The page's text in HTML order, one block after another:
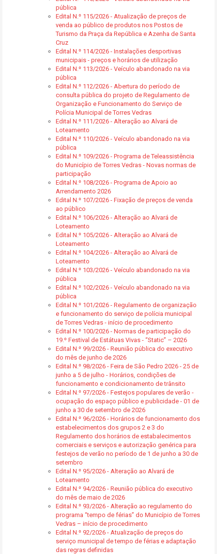
pública
Edital N.º 115/2026 - Atualização de preços de
venda ao público de produtos nos Postos de
Turismo da Praça da República e Azenha de Santa
Cruz
Edital N.º 114/2026 - Instalações desportivas
municipais - preços e horários de utilização
Edital N.º 113/2026 - Veículo abandonado na via
pública
Edital N.º 112/2026 - Abertura do período de
consulta pública do projeto de Regulamento de
Organização e Funcionamento do Serviço de
Polícia Municipal de Torres Vedras
Edital N.º 111/2026 - Alteração ao Alvará de
Loteamento
Edital N.º 110/2026 - Veículo abandonado na via
pública
Edital N.º 109/2026 - Programa de Teleassistência
do Município de Torres Vedras - Novas normas de
participação
Edital N.º 108/2026 - Programa de Apoio ao
Arrendamento 2026
Edital N.º 107/2026 - Fixação de preços de venda
ao público
Edital N.º 106/2026 - Alteração ao Alvará de
Loteamento
Edital N.º 105/2026 - Alteração ao Alvará de
Loteamento
Edital N.º 104/2026 - Alteração ao Alvará de
Loteamento
Edital N.º 103/2026 - Veículo abandonado na via
pública
Edital N.º 102/2026 - Veículo abandonado na via
pública
Edital N.º 101/2026 - Regulamento de organização
e funcionamento do serviço de polícia municipal
de Torres Vedras - início de procedimento
Edital N.º 100/2026 - Normas de participação do
19.º Festival de Estátuas Vivas - “Static” – 2026
Edital N.º 99/2026 - Reunião pública do executivo
do mês de junho de 2026
Edital N.º 98/2026 - Feira de São Pedro 2026 - 25 de
junho a 5 de julho - Horários, condições de
funcionamento e condicionamento de trânsito
Edital N.º 97/2026 - Festejos populares de verão -
ocupação do espaço público e publicidade - 01 de
junho a 30 de setembro de 2026
Edital N.º 96/2026 - Horários de funcionamento dos
estabelecimentos dos grupos 2 e 3 do
Regulamento dos horários de estabalecimentos
comerciais e serviços e autorização genérica para
festejos de verão no período de 1 de junho a 30 de
setembro
Edital N.º 95/2026 - Alteração ao Alvará de
Loteamento
Edital N.º 94/2026 - Reunião pública do executivo
do mês de maio de 2026
Edital N.º 93/2026 - Alteração ao regulamento do
programa “tempo de férias” do Município de Torres
Vedras – início de procedimento
Edital N.º 92/2026 - Atualização de preços do
serviço municipal de tempo de férias e adaptação
das regras definidas